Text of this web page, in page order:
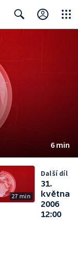
6 min
27 min
Další díl
31.
května
2006
12:00